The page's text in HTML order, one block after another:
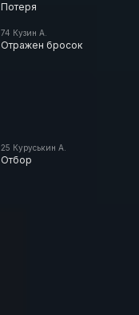
Потеря
74 Кузин А.
Отражен бросок
25 Куруськин А.
Отбор